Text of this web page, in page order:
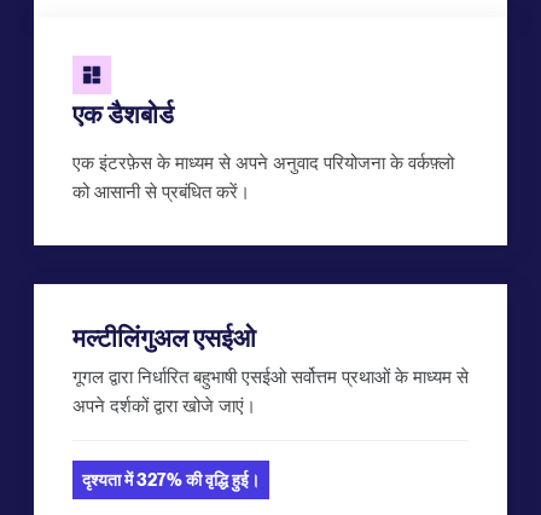
एक डैशबोर्ड
एक इंटरफ़ेस के माध्यम से अपने अनुवाद परियोजना के वर्कफ़्लो
को आसानी से प्रबंधित करें।
मल्टीलिंगुअल एसईओ
गूगल द्वारा निर्धारित बहुभाषी एसईओ सर्वोत्तम प्रथाओं के माध्यम से
अपने दर्शकों द्वारा खोजे जाएं।
दृश्यता में 327% की वृद्धि हुई।